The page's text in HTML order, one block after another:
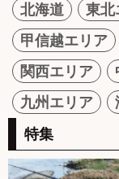
北海道 東北
甲信越エリア
関西エリア
九州エリア
特集